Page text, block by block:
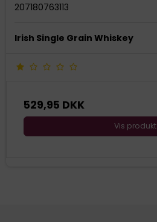
207180763113
Irish Single Grain Whiskey
529,95 DKK
Vis produkt